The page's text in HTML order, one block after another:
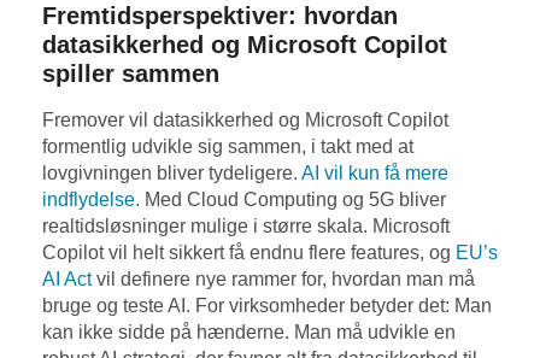
Fremtidsperspektiver: hvordan
datasikkerhed og Microsoft Copilot
spiller sammen
Fremover vil datasikkerhed og Microsoft Copilot
formentlig udvikle sig sammen, i takt med at
lovgivningen bliver tydeligere. AI vil kun få mere
indflydelse. Med Cloud Computing og 5G bliver
realtidsløsninger mulige i større skala. Microsoft
Copilot vil helt sikkert få endnu flere features, og EU’s
AI Actvil definere nye rammer for, hvordan man må
bruge og teste AI. For virksomheder betyder det: Man
kan ikke sidde på hænderne. Man må udvikle en